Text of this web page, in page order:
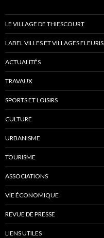
LE VILLAGE DE THIESCOURT
LABEL VILLES ET VILLAGES FLEURIS
ACTUALITÉS
TRAVAUX
SPORTS ET LOISIRS
CULTURE
URBANISME
TOURISME
ASSOCIATIONS
VIE ÉCONOMIQUE
REVUE DE PRESSE
LIENS UTILES